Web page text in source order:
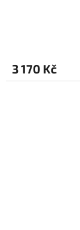
3 170 Kč